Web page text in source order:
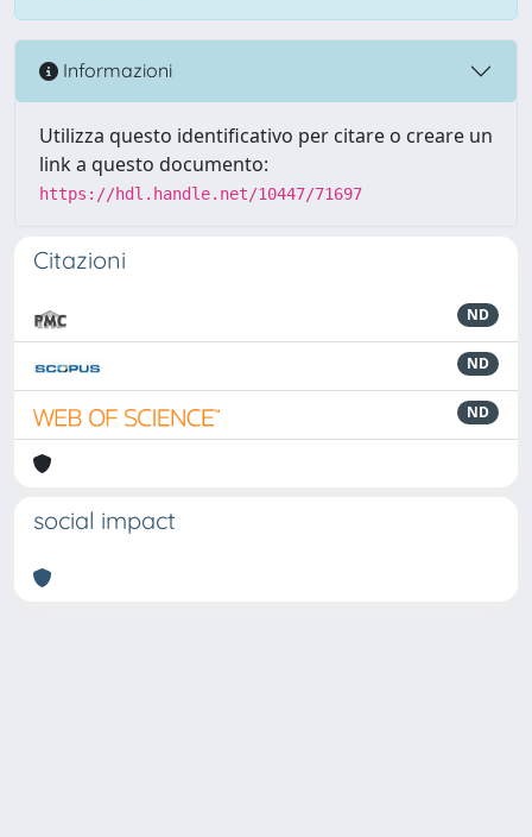
Informazioni
Utilizza questo identificativo per citare o creare un
link a questo documento:
https://hdl.handle.net/10447/71697
Citazioni
ND
ND
ND
social impact